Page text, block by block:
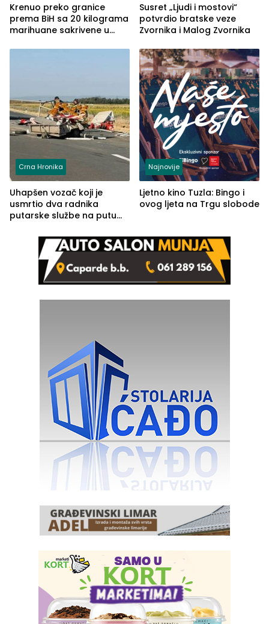
Krenuo preko granice
prema BiH sa 20 kilograma
marihuane sakrivene u
Susret „Ljudi i mostovi“
potvrdio bratske veze
Zvornika i Malog Zvornika
Crna Hronika
Uhapšen vozač koji je
usmrtio dva radnika
putarske službe na putu
(FOTO)
Najnovije
Ljetno kino Tuzla: Bingo i
ovog ljeta na Trgu slobode